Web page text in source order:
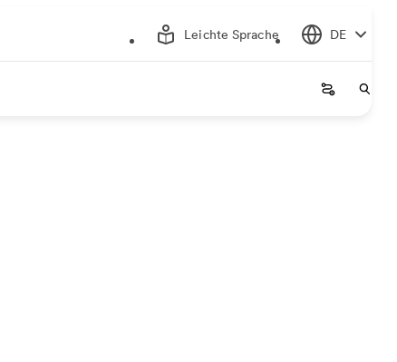
Leichte Sprache DE
Startseite